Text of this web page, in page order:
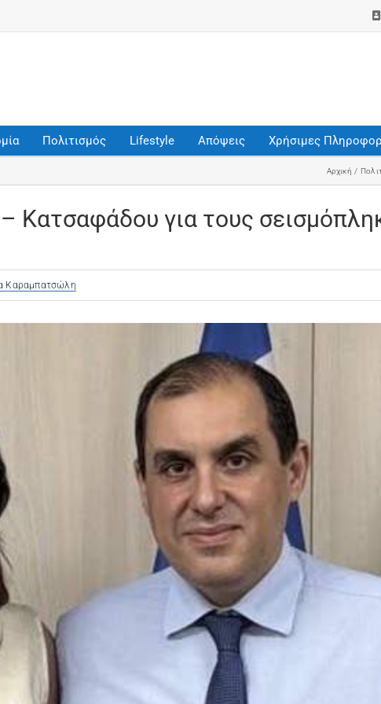
Πολιτισμός Lifestyle Απόψεις Χρήσιμες
Αρχική
Κατσαφάδου για τους
Καραμπατσώλη